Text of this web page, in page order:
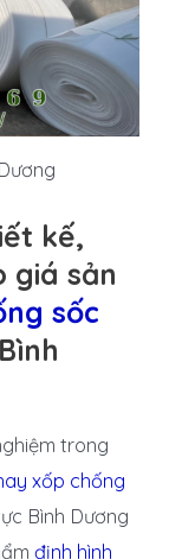
kế,
giá sản
sốc
trong
xốp chống
Bình Dương
định hình